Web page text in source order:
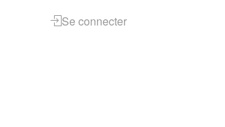
Se connecter